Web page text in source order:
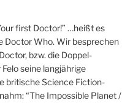
first Doctor!” …heißt es
Doctor Who. Wir besprechen
bzw. die Doppel-
seine langjährige
britische Science Fiction-
“The Impossible Planet /